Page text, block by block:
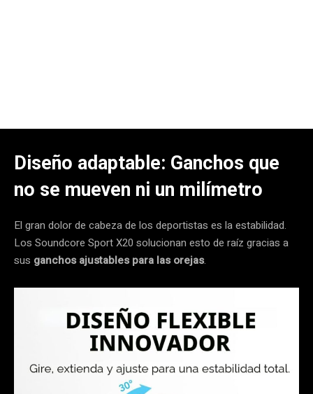
Diseño adaptable: Ganchos que
no se mueven ni un milímetro
El gran dolor de cabeza de los deportistas es la estabilidad.
Los Soundcore Sport X20 solucionan esto de raíz gracias a
sus ganchos ajustables para las orejas.